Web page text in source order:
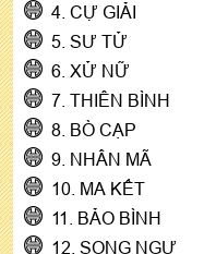
4. CỰ GIẢI
5. SƯ TỬ
6. XỬ NỮ
7. THIÊN BÌNH
8. BÒ CẠP
9. NHÂN MÃ
10. MA KẾT
11. BẢO BÌNH
12. SONG NGƯ